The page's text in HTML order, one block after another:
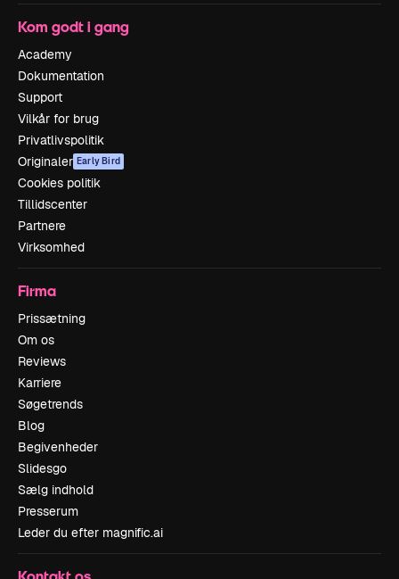
Kom godt i gang
Academy
Dokumentation
Support
Vilkår for brug
Privatlivspolitik
Originaler Early Bird
Cookies politik
Tillidscenter
Partnere
Virksomhed
Firma
Prissætning
Om os
Reviews
Karriere
Søgetrends
Blog
Begivenheder
Slidesgo
Sælg indhold
Presserum
Leder du efter magnific.ai